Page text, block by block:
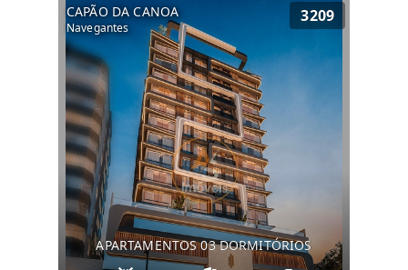
CAPÃO DA CANOA
Navegantes
3209
APARTAMENTOS 03 DORMITÓRIOS